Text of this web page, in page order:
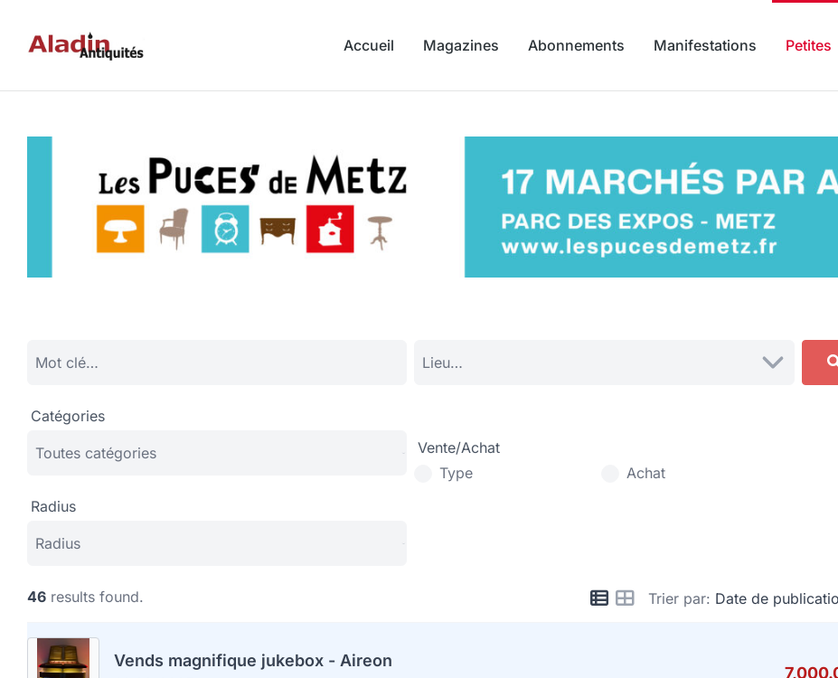
Accueil Magazines Abonnements Manifestations Petites
Catégories
Vente/Achat
Type
Achat
Radius
Trier par: Date de
46 results found.
Vends magnifique jukebox - Aireon